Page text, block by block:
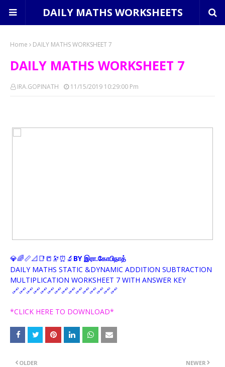
DAILY MATHS WORKSHEETS
Home DAILY MATHS WORKSHEET 7
DAILY MATHS WORKSHEET 7
IRA.GOPINATH 11/15/2019 10:29:00 Pm
💎🌈📏📐📑📒🔭⏰🔬 BY இரா.கோபிநாத்
DAILY MATHS STATIC &DYNAMIC ADDITION SUBTRACTION
MULTIPLICATION WORKSHEET 7 WITH ANSWER KEY
🔗🔗🔗🔗🔗🔗🔗🔗🔗🔗🔗🔗🔗🔗🔗
*CLICK HERE TO DOWNLOAD*
NEWER
OLDER